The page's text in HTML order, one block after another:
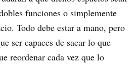
funciones o simplemente
Todo debe estar a mano, pero
ser capaces de sacar lo que
reordenar cada vez que lo